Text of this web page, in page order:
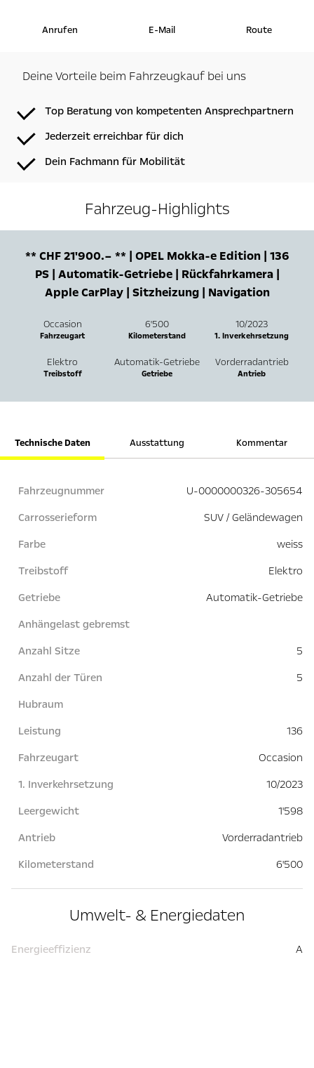
Anrufen E-Mail Route
Deine Vorteile beim Fahrzeugkauf bei uns
Top Beratung von kompetenten Ansprechpartnern
Jederzeit erreichbar für dich
Dein Fachmann für Mobilität
Fahrzeug-Highlights
** CHF 21'900.– ** | OPEL Mokka-e Edition | 136
PS | Automatik-Getriebe | Rückfahrkamera |
Apple CarPlay | Sitzheizung | Navigation
Occasion
Fahrzeugart
6'500
Kilometerstand
10/2023
1. Inverkehrsetzung
Elektro
Treibstoff
Automatik-Getriebe
Getriebe
Vorderradantrieb
Antrieb
Technische Daten Ausstattung Kommentar
Fahrzeugnummer
U-0000000326-305654
Carrosserieform
SUV / Geländewagen
Farbe
weiss
Treibstoff
Elektro
Getriebe
Automatik-Getriebe
Anhängelast gebremst
Anzahl Sitze
5
Anzahl der Türen
5
Hubraum
Leistung
136
Fahrzeugart
Occasion
1. Inverkehrsetzung
10/2023
Leergewicht
1'598
Antrieb
Vorderradantrieb
Kilometerstand
6'500
Umwelt- & Energiedaten
Energieeffizienz A